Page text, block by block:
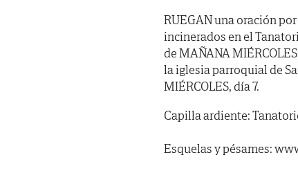
RUEGANuna oración
incinerados en el
de MAÑANA
la iglesia parroquial de
MIÉRCOLES, día 7.
Capilla ardiente:
Esquelas y pésames: